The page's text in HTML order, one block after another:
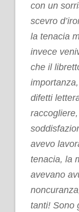
con un
scevro
la tenacia
invece
che il
difetti
avevo
tenacia, la
avevano
tanti! Sono